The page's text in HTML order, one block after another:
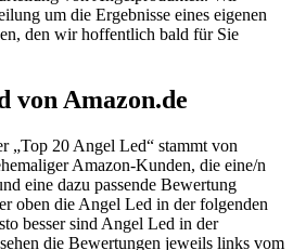
um die Ergebnisse eines eigenen
den wir hoffentlich bald für Sie
von Amazon.de
„Top 20 Angel Led“ stammt von
Amazon-Kunden, die eine/n
eine dazu passende Bewertung
oben die Angel Led in der folgenden
besser sind Angel Led in der
die Bewertungen jeweils links vom